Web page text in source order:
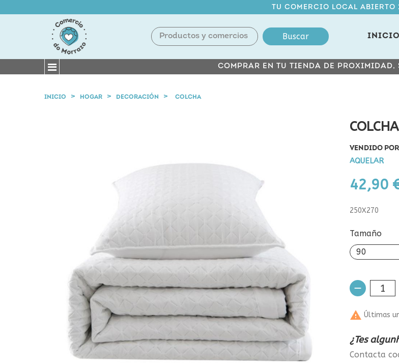
TU COMERCIO LOCAL ABIERTO
Buscar INICIO
COMPRAR EN TU TIENDA DE
INICIO HOGAR DECORACIÓN COLCHA
COLCHA
VENDIDO
AQUELAR
42,90
250X270
Tamaño
 Últimas
¿Tes
Contacta